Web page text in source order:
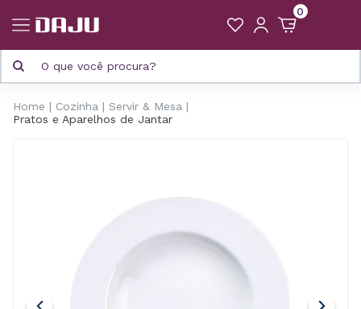
0
Home Cozinha
Servir & Mesa
Pratos e Aparelhos de Jantar